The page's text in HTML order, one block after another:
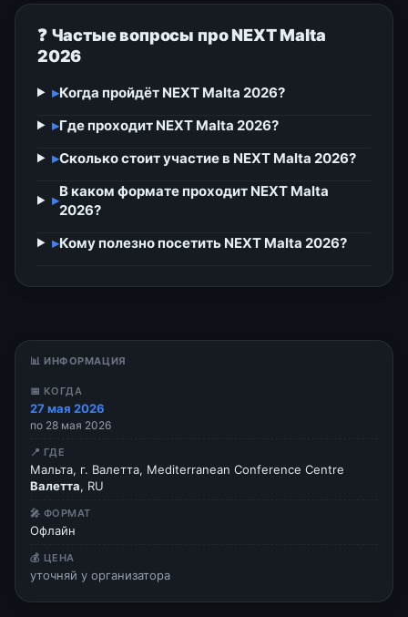
❓ Частые вопросы про NEXT Malta
2026
▸Когда пройдёт NEXT Malta 2026?
▸Где проходит NEXT Malta 2026?
▸Сколько стоит участие в NEXT Malta 2026?
▸
В каком формате проходит NEXT Malta
2026?
▸Кому полезно посетить NEXT Malta 2026?
📊 ИНФОРМАЦИЯ
📅 КОГДА
27 мая 2026
по 28 мая 2026
📍 ГДЕ
Мальта, г. Валетта, Mediterranean Conference Centre
Валетта, RU
🎤 ФОРМАТ
Офлайн
💰 ЦЕНА
уточняй у организатора